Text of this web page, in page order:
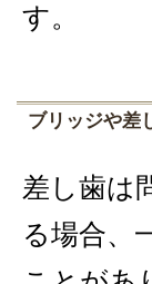
す。
ブリッジや差
差し歯は
る場合、